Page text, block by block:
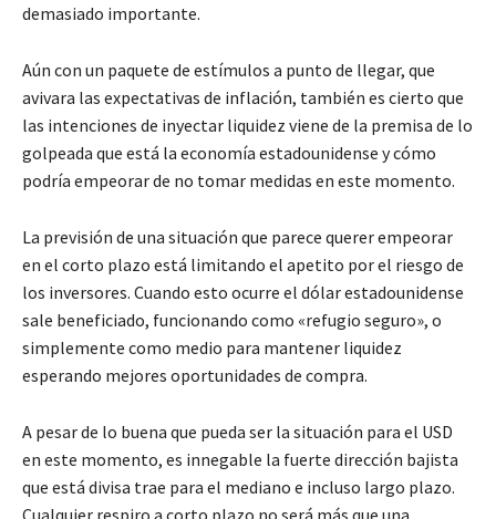
demasiado importante.
Aún con un paquete de estímulos a punto de llegar, que
avivara las expectativas de inflación, también es cierto que
las intenciones de inyectar liquidez viene de la premisa de lo
golpeada que está la economía estadounidense y cómo
podría empeorar de no tomar medidas en este momento.
La previsión de una situación que parece querer empeorar
en el corto plazo está limitando el apetito por el riesgo de
los inversores. Cuando esto ocurre el dólar estadounidense
sale beneficiado, funcionando como «refugio seguro», o
simplemente como medio para mantener liquidez
esperando mejores oportunidades de compra.
A pesar de lo buena que pueda ser la situación para el USD
en este momento, es innegable la fuerte dirección bajista
que está divisa trae para el mediano e incluso largo plazo.